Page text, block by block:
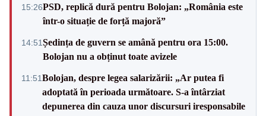
15:26PSD, replică dură pentru Bolojan: „România este
într-o situație de forță majoră”
14:51Ședința de guvern se amână pentru ora 15:00.
Bolojan nu a obținut toate avizele
11:51Bolojan, despre legea salarizării: „Ar putea fi
adoptată în perioada următoare. S-a întârziat
depunerea din cauza unor discursuri iresponsabile